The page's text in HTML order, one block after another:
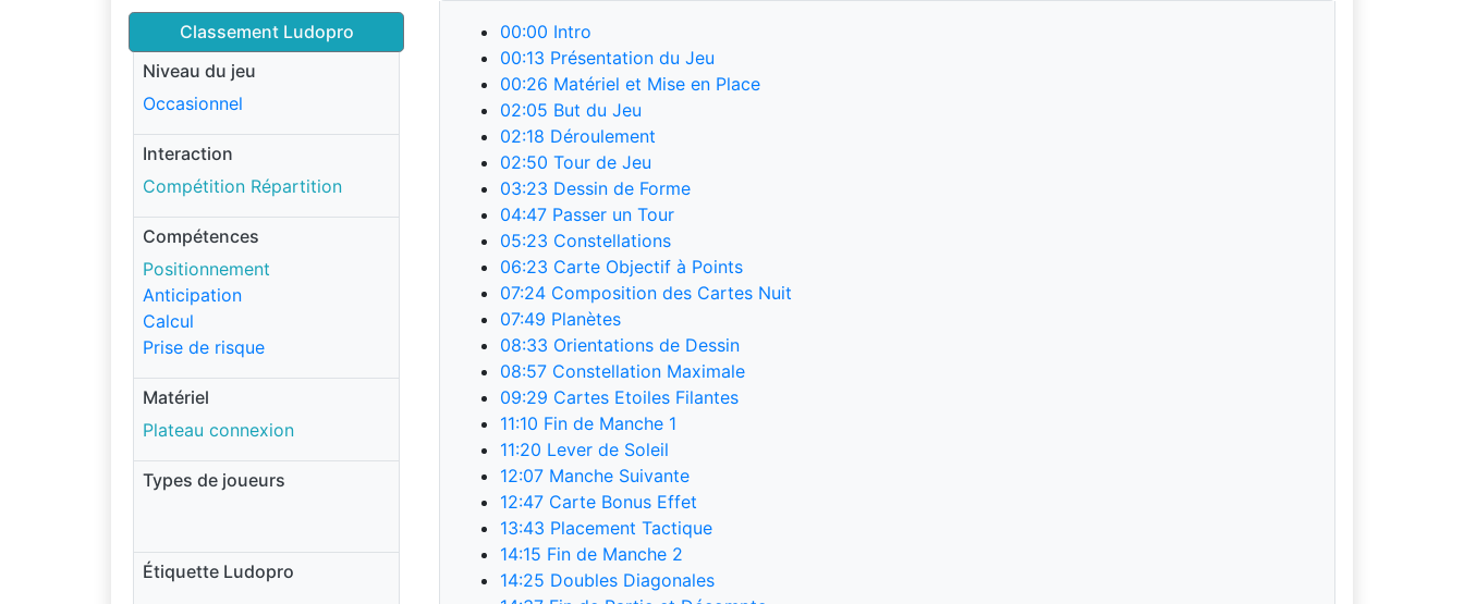
Classement Ludopro
Niveau du jeu
Occasionnel
Interaction
Compétition Répartition
Compétences
Positionnement
Anticipation
Calcul
Prise de risque
Matériel
Plateau connexion
Types de joueurs
Étiquette Ludopro
00:00 Intro
00:13 Présentation du Jeu
00:26 Matériel et Mise en Place
02:05 But du Jeu
02:18 Déroulement
02:50 Tour de Jeu
03:23 Dessin de Forme
04:47 Passer un Tour
05:23 Constellations
06:23 Carte Objectif à Points
07:24 Composition des Cartes Nuit
07:49 Planètes
08:33 Orientations de Dessin
08:57 Constellation Maximale
09:29 Cartes Etoiles Filantes
11:10 Fin de Manche 1
11:20 Lever de Soleil
12:07 Manche Suivante
12:47 Carte Bonus Effet
13:43 Placement Tactique
14:15 Fin de Manche 2
14:25 Doubles Diagonales